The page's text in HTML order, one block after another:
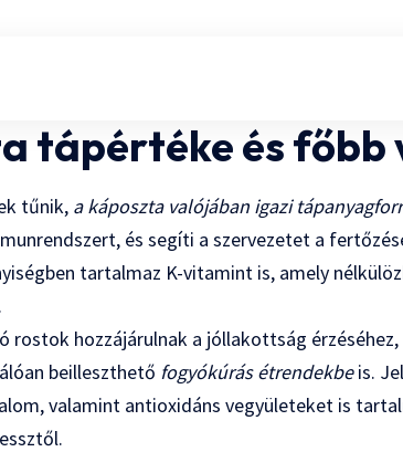
tápértéke és
tűnik, a káposzta valójában igazi
és segíti a szervezetet a
tartalmaz K-vitamint is, amely
rostok hozzájárulnak a jóllakottság érzéséhez,
beilleszthető fogyókúrás étrendekbeis.
valamint antioxidáns vegyületeket is